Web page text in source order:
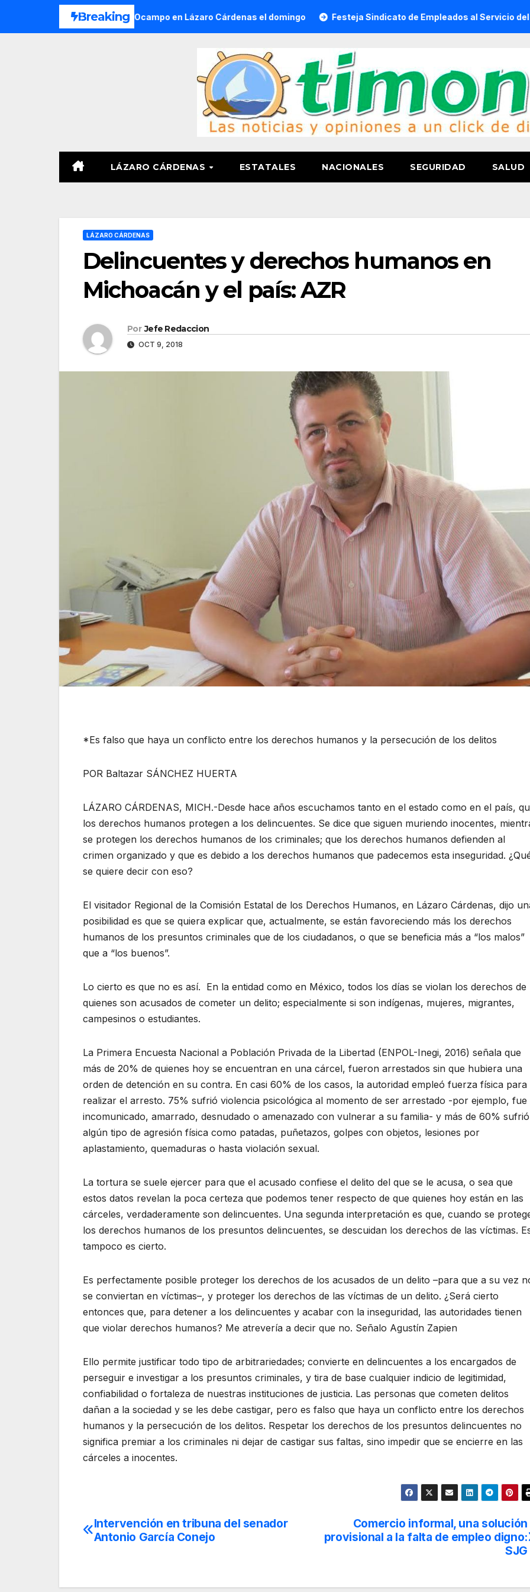
Breaking
Ejido Melchor Ocampo en Lázaro Cárdenas el domingo Festeja Sindicato de Empleados al Servicio del H.
LÁZARO CÁRDENAS ESTATALES NACIONALES SEGURIDAD SALUD
LÁZARO CÁRDENAS
Delincuentes y derechos humanos en
Michoacán y el país: AZR
Por Jefe Redaccion
OCT 9, 2018
*Es falso que haya un conflicto entre los derechos humanos y la persecución de los delitos
POR Baltazar SÁNCHEZ HUERTA
LÁZARO CÁRDENAS, MICH.-Desde hace años escuchamos tanto en el estado como en el país,
los derechos humanos protegen a los delincuentes. Se dice que siguen muriendo inocentes,
se protegen los derechos humanos de los criminales; que los derechos humanos defienden al
crimen organizado y que es debido a los derechos humanos que padecemos esta inseguridad.
se quiere decir con eso?
El visitador Regional de la Comisión Estatal de los Derechos Humanos, en Lázaro Cárdenas, dijo
posibilidad es que se quiera explicar que, actualmente, se están favoreciendo más los derechos
humanos de los presuntos criminales que de los ciudadanos, o que se beneficia más a “los malos”
que a “los buenos”.
Lo cierto es que no es así. En la entidad como en México, todos los días se violan los derechos de
quienes son acusados de cometer un delito; especialmente si son indígenas, mujeres, migrantes,
campesinos o estudiantes.
La Primera Encuesta Nacional a Población Privada de la Libertad (ENPOL-Inegi, 2016) señala que
más de 20% de quienes hoy se encuentran en una cárcel, fueron arrestados sin que hubiera una
orden de detención en su contra. En casi 60% de los casos, la autoridad empleó fuerza física para
realizar el arresto. 75% sufrió violencia psicológica al momento de ser arrestado -por ejemplo, fue
incomunicado, amarrado, desnudado o amenazado con vulnerar a su familia- y más de 60% sufrió
algún tipo de agresión física como patadas, puñetazos, golpes con objetos, lesiones por
aplastamiento, quemaduras o hasta violación sexual.
La tortura se suele ejercer para que el acusado confiese el delito del que se le acusa, o sea que
estos datos revelan la poca certeza que podemos tener respecto de que quienes hoy están en las
cárceles, verdaderamente son delincuentes. Una segunda interpretación es que, cuando se
los derechos humanos de los presuntos delincuentes, se descuidan los derechos de las víctimas.
tampoco es cierto.
Es perfectamente posible proteger los derechos de los acusados de un delito –para que a su vez
se conviertan en víctimas–, y proteger los derechos de las víctimas de un delito. ¿Será cierto
entonces que, para detener a los delincuentes y acabar con la inseguridad, las autoridades tienen
que violar derechos humanos? Me atrevería a decir que no. Señalo Agustín Zapien
Ello permite justificar todo tipo de arbitrariedades; convierte en delincuentes a los encargados de
perseguir e investigar a los presuntos criminales, y tira de base cualquier indicio de legitimidad,
confiabilidad o fortaleza de nuestras instituciones de justicia. Las personas que cometen delitos
dañan a la sociedad y se les debe castigar, pero es falso que haya un conflicto entre los derechos
humanos y la persecución de los delitos. Respetar los derechos de los presuntos delincuentes no
significa premiar a los criminales ni dejar de castigar sus faltas, sino impedir que se encierre en las
cárceles a inocentes.
Navegación
Comercio informal, una solución
provisional a la falta de empleo digno:
SJG
Intervención en tribuna del senador
Antonio García Conejo